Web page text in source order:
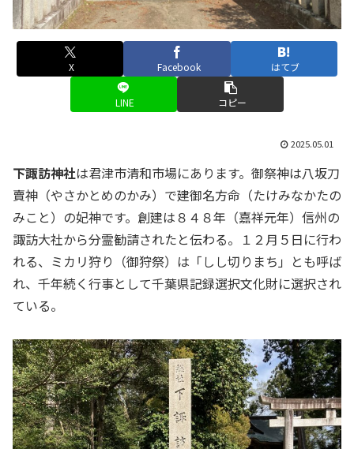
X Facebook はてブ
LINE コピー
2025.05.01
下諏訪神社は君津市清和市場にあります。御祭神は八坂刀
賣神（やさかとめのかみ）で建御名方命（たけみなかたの
みこと）の妃神です。創建は８４８年（嘉祥元年）信州の
諏訪大社から分霊勧請されたと伝わる。１２月５日に行わ
れる、ミカリ狩り（御狩祭）は「しし切りまち」とも呼ば
れ、千年続く行事として千葉県記録選択文化財に選択され
ている。